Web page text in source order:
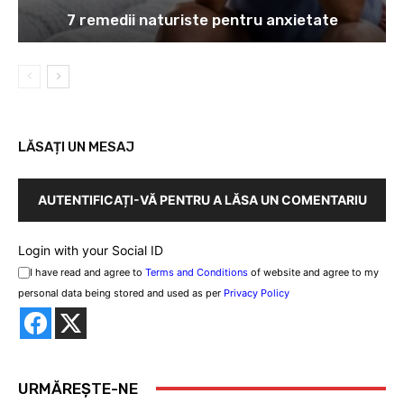
7 remedii naturiste pentru anxietate
LĂSAȚI UN MESAJ
AUTENTIFICAȚI-VĂ PENTRU A LĂSA UN COMENTARIU
Login with your Social ID
I have read and agree to Terms and Conditions of website and agree to my
personal data being stored and used as per Privacy Policy
URMĂREȘTE-NE